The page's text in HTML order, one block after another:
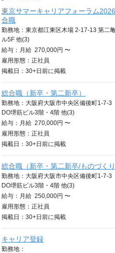
東京サマーキャリアフォーラム
合職
勤務地：東京都江東区木場 2-17-13 第二
ル5F 他(3)
給与： 月給 270,000円 〜
雇用形態：正社員
掲載日： 30+日 前に掲載
総合職（新卒・第二新卒）
勤務地：大阪府大阪市中央区備後町1-7-
DO堺筋ビル3階・4階 他(3)
給与： 月給 270,000円 〜
雇用形態：正社員
掲載日： 30+日 前に掲載
総合職（新卒・第二新卒/ものづくり
勤務地：大阪府大阪市中央区備後町1-7-
DO堺筋ビル3階・4階 他(3)
給与： 月給 250,000円 〜
雇用形態：正社員
掲載日： 30+日 前に掲載
キャリア登録
勤務地：